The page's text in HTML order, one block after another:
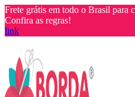
Frete grátis em todo o Brasil para
Confira as regras!
link